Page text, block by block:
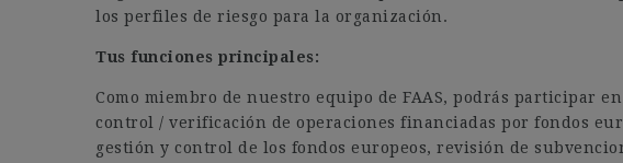
los perfiles de riesgo para la organización.
Tus funciones principales:
Como miembro de nuestro equipo de FAAS, podrás participar
control / verificación de operaciones financiadas por fondos
gestión y control de los fondos europeos, revisión de